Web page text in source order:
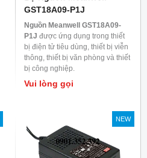
GST18A09-P1J
Nguồn Meanwell GST18A09-
P1J được ứng dụng trong thiết
bị điện tử tiêu dùng, thiết bị viễn
thông, thiết bị văn phòng và thiết
bị công nghiệp.
Vui lòng gọi
NEW